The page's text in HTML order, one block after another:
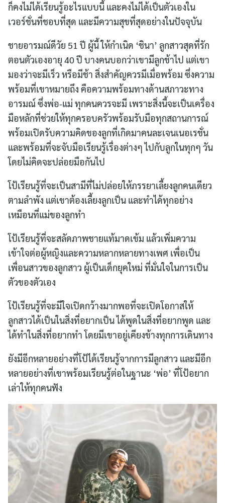
ก็คงไม่ได้เรียนรู้อะไรแบบนี้ และคงไม่ได้เป็นตัวเองใน
เวอร์ชั่นที่ชอบที่สุด และมีความสุขที่สุดอย่างในปัจจุบัน
ชายอารมณ์ดีวัย 51 ปี ผู้นี้ ให้กำเนิด ‘ชินา’ ลูกสาวสุดที่รัก
ตอนตัวเองอายุ 40 ปี บางคนบอกว่าเขามีลูกช้าไป แต่เขา
มองว่าจะมีเร็ว หรือมีช้า สิ่งสำคัญควรมีเมื่อพร้อม ซึ่งความ
พร้อมที่เขาหมายถึง คือความพร้อมทางด้านสภาวะทาง
อารมณ์ ซึ่งพ่อ-แม่ ทุกคนควรจะมี เพราะสิ่งนี้จะเป็นเครื่อง
มือหลักที่ช่วยให้ทุกครอบครัวพร้อมรับมือทุกสถานการณ์
พร้อมเปิดรับความคิดของลูกที่เกิดมาคนละเจนเนอเรชั่น
และพร้อมที่จะจับมือเรียนรู้เรื่องต่างๆ ไปกับลูกในทุกๆ วัน
โดยไม่คิดจะปล่อยมือกันไป
โป้เรียนรู้ที่จะเป็นสามีที่ไม่ปล่อยให้ภรรยาเลี้ยงลูกคนเดียว
ตามลำพัง แต่เขาต้องเลี้ยงลูกเป็น และทำได้ทุกอย่าง
เหมือนที่แม่ของลูกทำ
โป้เรียนรู้ที่จะสลัดภาพชายแท้มาดเข้ม แล้วเพิ่มความ
เข้าใจต่อผู้หญิงและความหลากหลายทางเพศ เพื่อเป็น
เพื่อนสาวของลูกสาว ผู้เป็นเด็กยุคใหม่ ที่มั่นใจในการเป็น
ตัวของตัวเอง
โป้เรียนรู้ที่จะมีใจเปิดกว้างมากพอที่จะเปิดโอกาสให้
ลูกสาวได้เป็นในสิ่งที่อยากเป็น ได้พูดในสิ่งที่อยากพูด และ
ได้ทำในสิ่งที่อยากทำ โดยมีเขาอยู่เคียงข้างทุกการเดินทาง
ยังมีอีกหลายอย่างที่โป้ได้เรียนรู้จากการมีลูกสาว และมีอีก
หลายอย่างที่เขาพร้อมเรียนรู้ต่อในฐานะ ‘พ่อ’ ที่โป้อยาก
เล่าให้ทุกคนฟัง